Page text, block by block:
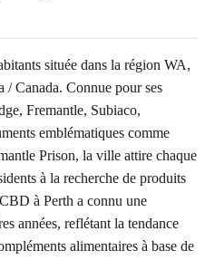
située dans la région WA,
Canada. Connue pour ses
Fremantle, Subiaco,
emblématiques comme
Prison, la ville attire chaque
à la recherche de produits
à Perth a connu une
années, reflétant la tendance
alimentaires à base de